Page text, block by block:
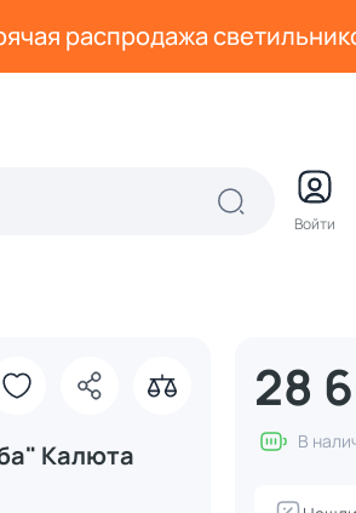
распродажа
Войти
Калюта
28
В